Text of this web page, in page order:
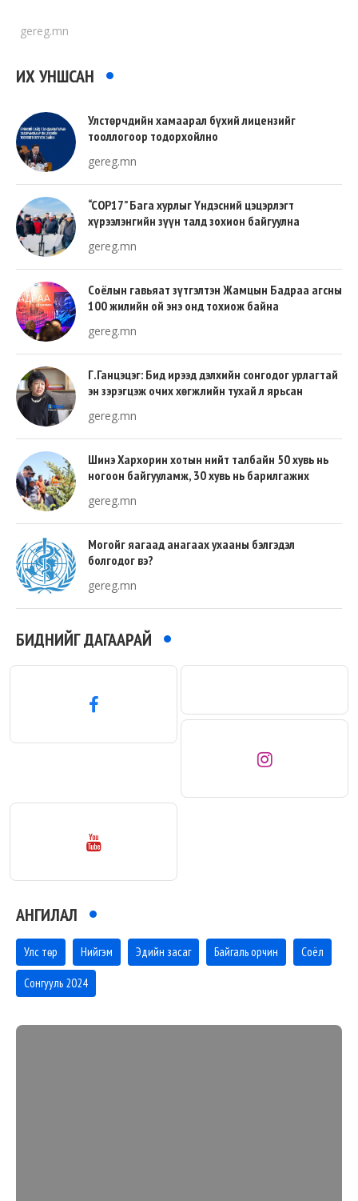
gereg.mn
ИХ УНШСАН
Улстөрчдийн хамаарал бүхий лицензийг
тооллогоор тодорхойлно
gereg.mn
“COP17” Бага хурлыг Үндэсний цэцэрлэгт
хүрээлэнгийн зүүн талд зохион байгуулна
gereg.mn
Соёлын гавьяат зүтгэлтэн Жамцын Бадраа агсны
100 жилийн ой энэ онд тохиож байна
gereg.mn
Г.Ганцэцэг: Бид ирээд дэлхийн сонгодог урлагтай
эн зэрэгцэж очих хөгжлийн тухай л ярьсан
gereg.mn
Шинэ Хархорин хотын нийт талбайн 50 хувь нь
ногоон байгууламж, 30 хувь нь барилгажих
gereg.mn
Могойг яагаад анагаах ухааны бэлгэдэл
болгодог вэ?
gereg.mn
БИДНИЙГ ДАГААРАЙ
АНГИЛАЛ
Улс төр Нийгэм Эдийн засаг Байгаль орчин Соёл
Сонгууль 2024